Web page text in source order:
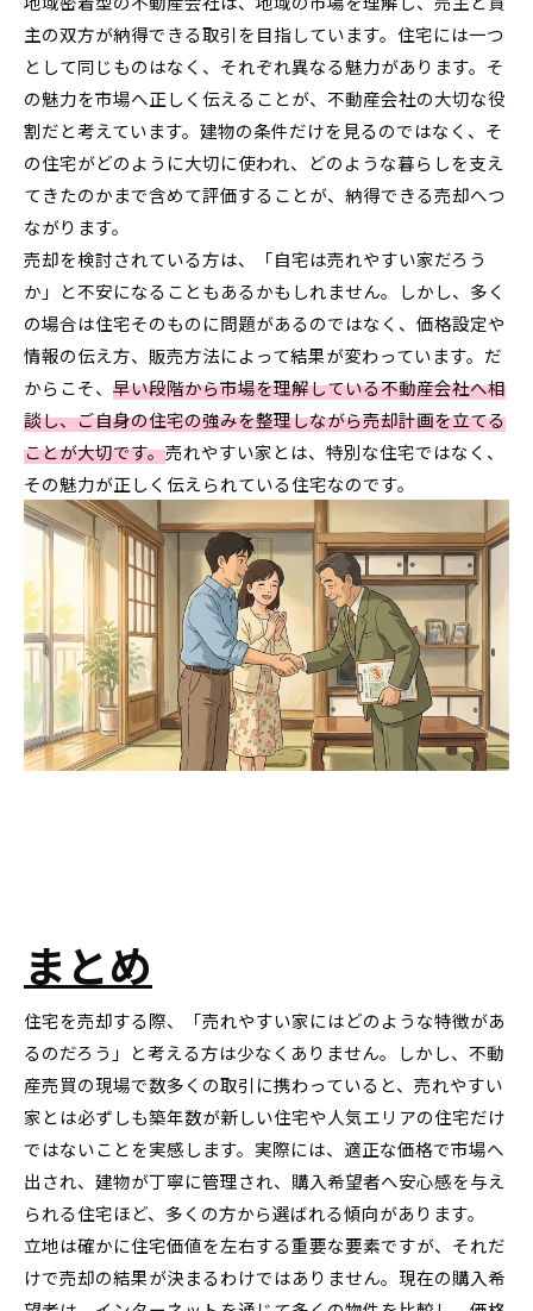
主の双方が納得できる取引を目指しています。住宅には一つ
として同じものはなく、それぞれ異なる魅力があります。そ
の魅力を市場へ正しく伝えることが、不動産会社の大切な役
割だと考えています。建物の条件だけを見るのではなく、そ
の住宅がどのように大切に使われ、どのような暮らしを支え
てきたのかまで含めて評価することが、納得できる売却へつ
ながります。
売却を検討されている方は、「自宅は売れやすい家だろう
か」と不安になることもあるかもしれません。しかし、多く
の場合は住宅そのものに問題があるのではなく、価格設定や
情報の伝え方、販売方法によって結果が変わっています。だ
からこそ、 早い段階から市場を理解している不動産会社へ相
談し、ご自身の住宅の強みを整理しながら売却計画を立てる
ことが大切です。売れやすい家とは、特別な住宅ではなく、
その魅力が正しく伝えられている住宅なのです。
まとめ
住宅を売却する際、「売れやすい家にはどのような特徴があ
るのだろう」と考える方は少なくありません。しかし、不動
産売買の現場で数多くの取引に携わっていると、売れやすい
家とは必ずしも築年数が新しい住宅や人気エリアの住宅だけ
ではないことを実感します。実際には、適正な価格で市場へ
出され、建物が丁寧に管理され、購入希望者へ安心感を与え
られる住宅ほど、多くの方から選ばれる傾向があります。
立地は確かに住宅価値を左右する重要な要素ですが、それだ
けで売却の結果が決まるわけではありません。現在の購入希